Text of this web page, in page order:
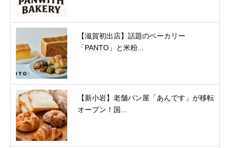
【滋賀初出店】話題のベーカリー
「PANTO」と米粉...
【新小岩】老舗パン屋「あんです」が移転
オープン！国...